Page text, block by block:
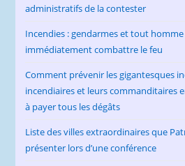
administratifs de la contester
Incendies : gendarmes et tout homme
immédiatement combattre le feu
Comment prévenir les gigantesques
incendiaires et leurs commanditaires
à payer tous les dégâts
Liste des villes extraordinaires que
présenter lors d’une conférence